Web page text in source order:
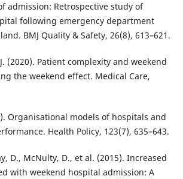
admission: Retrospective study of
following emergency department
BMJ Quality & Safety, 26(8), 613–621.
(2020). Patient complexity and weekend
the weekend effect. Medical Care,
Organisational models of hospitals and
Health Policy, 123(7), 635–643.
D., McNulty, D., et al. (2015). Increased
with weekend hospital admission: A